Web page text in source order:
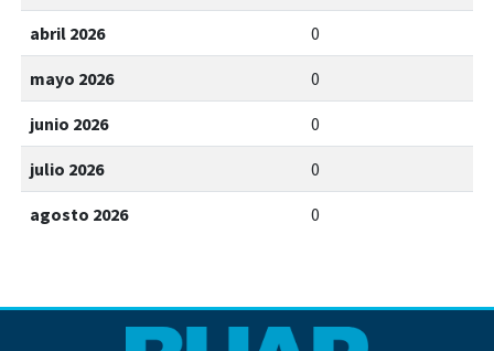
abril 2026 0
mayo 2026 0
junio 2026 0
julio 2026 0
agosto 2026 0